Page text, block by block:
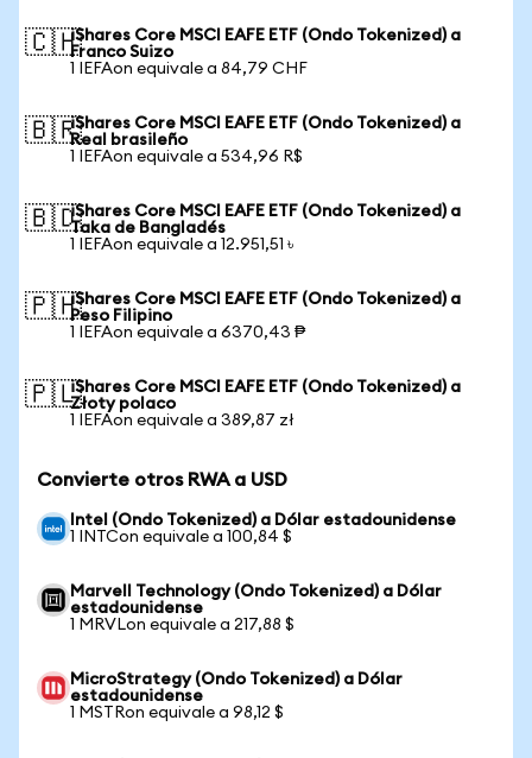
🇨🇭iShares Core MSCI EAFE ETF (Ondo Tokenized) a
Franco Suizo
1 IEFAon equivale a 84,79 CHF
🇧🇷iShares Core MSCI EAFE ETF (Ondo Tokenized) a
Real brasileño
1 IEFAon equivale a 534,96 R$
🇧🇩iShares Core MSCI EAFE ETF (Ondo Tokenized) a
Taka de Bangladés
1 IEFAon equivale a 12.951,51 ৳
🇵🇭iShares Core MSCI EAFE ETF (Ondo Tokenized) a
Peso Filipino
1 IEFAon equivale a 6370,43 ₱
🇵🇱iShares Core MSCI EAFE ETF (Ondo Tokenized) a
Złoty polaco
1 IEFAon equivale a 389,87 zł
Convierte otros RWA a USD
Intel (Ondo Tokenized) a Dólar estadounidense
1 INTCon equivale a 100,84 $
Marvell Technology (Ondo Tokenized) a Dólar
estadounidense
1 MRVLon equivale a 217,88 $
MicroStrategy (Ondo Tokenized) a Dólar
estadounidense
1 MSTRon equivale a 98,12 $